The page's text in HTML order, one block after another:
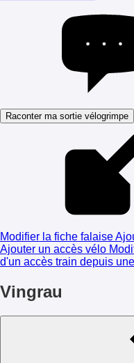
Raconter ma sortie vélogrimpe
Modifier la fiche falaise
Ajouter un accès vélo
d'un accès train depuis
Vingrau